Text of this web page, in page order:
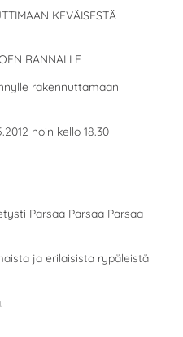
KEVÄISESTÄ
RANNALLE
rakennuttamaan
noin kello 18.30
Parsaa Parsaa Parsaa
ja erilaisista rypäleistä